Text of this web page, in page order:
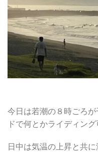
今日は若潮の８時ごろ
ドで何とかライディング
日中は気温の上昇と共